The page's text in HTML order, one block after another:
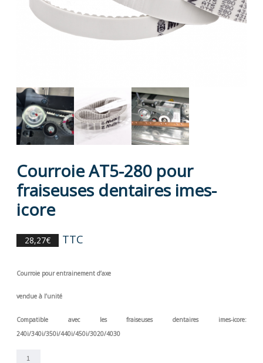
Courroie AT5-280 pour
fraiseuses dentaires imes-
icore
28,27€ TTC
Courroie pour entrainement d’axe
vendue à l’unité
Compatible avec les fraiseuses dentaires imes-icore:
240i/340i/350i/440i/450i/3020/4030
quantité